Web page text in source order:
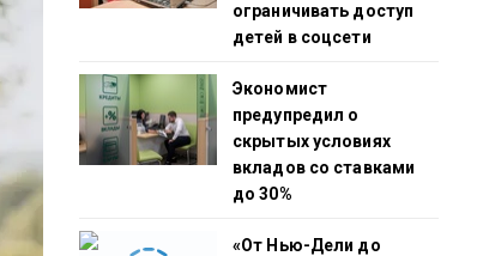
ограничивать доступ
детей в соцсети
Экономист
предупредил о
скрытых условиях
вкладов со ставками
до 30%
«От Нью-Дели до